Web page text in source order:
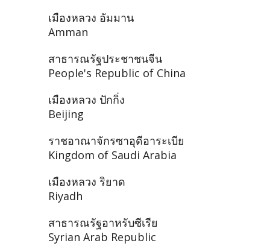
เมืองหลวง อัมมาน
Amman
สาธารณรัฐประชาชนจีน
People's Republic of China
เมืองหลวง ปักกิ่ง
Beijing
ราชอาณาจักรซาอุดีอาระเบีย
Kingdom of Saudi Arabia
เมืองหลวง ริยาด
Riyadh
สาธารณรัฐอาหรับซีเรีย
Syrian Arab Republic